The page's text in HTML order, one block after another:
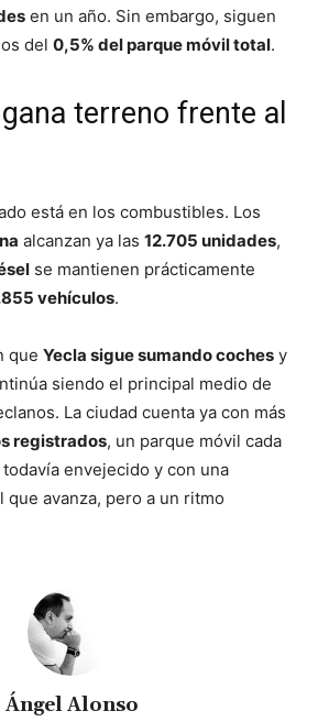
en un año. Sin embargo, siguen
del 0,5% del parque móvil total.
terreno frente al
está en los combustibles. Los
alcanzan ya las 12.705 unidades,
se mantienen prácticamente
vehículos.
que Yecla sigue sumando coches y
siendo el principal medio de
La ciudad cuenta ya con más
registrados, un parque móvil cada
envejecido y con una
avanza, pero a un ritmo
Ángel Alonso